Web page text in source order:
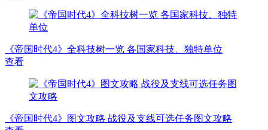
《帝国时代4》全科技树一览 各国家科技、独特单位
查看
《帝国时代4》图文攻略 战役及支线可选任务图文攻略